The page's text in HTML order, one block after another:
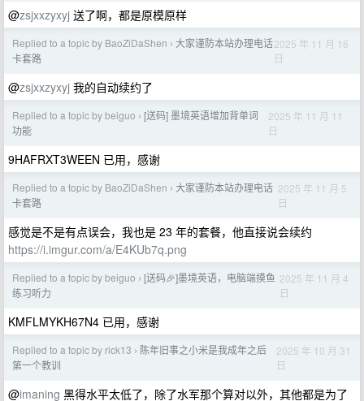
@zsjxxzyxyj 送了啊，都是原模原样
Replied to a topic by BaoZiDaShen › 大家谨防本站办理电话
卡套路
2025 年 11 月 16
日
@zsjxxzyxyj 我的自动续约了
Replied to a topic by beiguo › [送码] 墨境英语增加背单词
功能
2025 年 11 月 11
日
9HAFRXT3WEEN 已用，感谢
Replied to a topic by BaoZiDaShen › 大家谨防本站办理电话
卡套路
2025 年 11 月 5
日
感觉是不是有点误会，我也是 23 年的套餐，他直接说会续约
https://i.imgur.com/a/E4KUb7q.png
Replied to a topic by beiguo › [送码🎉]墨境英语，电脑端摸鱼
练习听力
2025 年 11 月 4
日
KMFLMYKH67N4 已用，感谢
Replied to a topic by rick13 › 陈年旧事之小米是我成年之后
第一个教训
2025 年 10 月 31
日
@imaning 黑得水平太低了，除了水军那个算对以外，其他都是为了